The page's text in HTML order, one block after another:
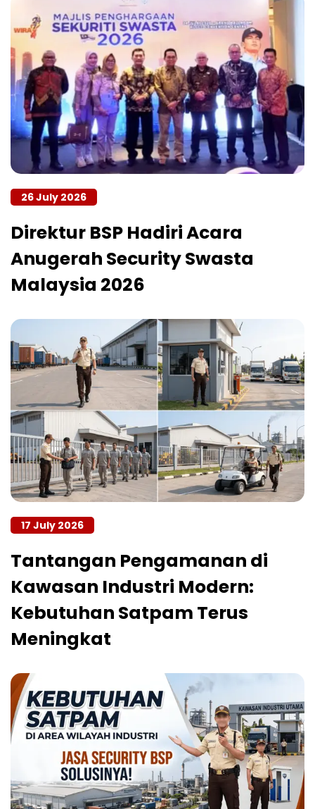
26 July 2026
Direktur BSP Hadiri Acara
Anugerah Security Swasta
Malaysia 2026
17 July 2026
Tantangan Pengamanan di
Kawasan Industri Modern:
Kebutuhan Satpam Terus
Meningkat